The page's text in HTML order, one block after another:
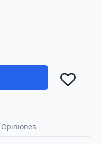
Opiniones